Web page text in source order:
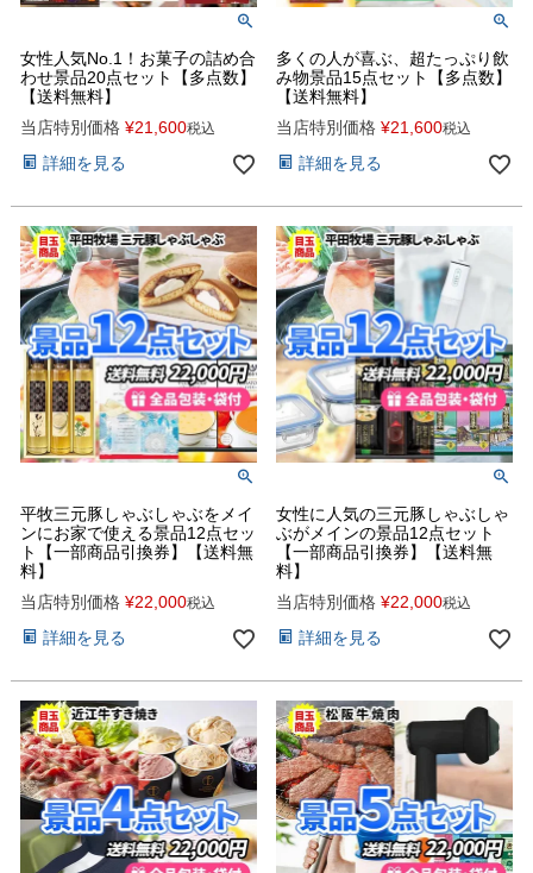
女性人気No.1！お菓子の詰め合
わせ景品20点セット【多点数】
【送料無料】
当店特別価格 ¥21,600税込
詳細を見る
多くの人が喜ぶ、超たっぷり飲
み物景品15点セット【多点数】
【送料無料】
当店特別価格 ¥21,600税込
詳細を見る
平牧三元豚しゃぶしゃぶをメイ
ンにお家で使える景品12点セッ
ト【一部商品引換券】【送料無
料】
当店特別価格 ¥22,000税込
詳細を見る
女性に人気の三元豚しゃぶしゃ
ぶがメインの景品12点セット
【一部商品引換券】【送料無
料】
当店特別価格 ¥22,000税込
詳細を見る